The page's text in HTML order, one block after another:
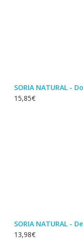
SORIA NATURAL -
15,85€
SORIA NATURAL -
13,98€